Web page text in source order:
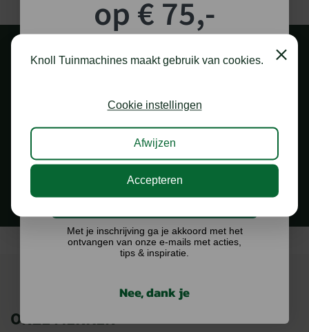
1.000 M2 SHOWROOM
in Staphorst
ONZE MERKEN
Knoll Tuinmachines maakt gebruik van cookies. Close
Cookie instellingen
Afwijzen
Accepteren
op € 75,-
shoptegoed!
kans op €75,- te besteden op onze webshop.
Ik doe graag mee!
Met je inschrijving ga je akkoord met het
ontvangen van onze e-mails met acties,
tips & inspiratie.
Nee, dank je